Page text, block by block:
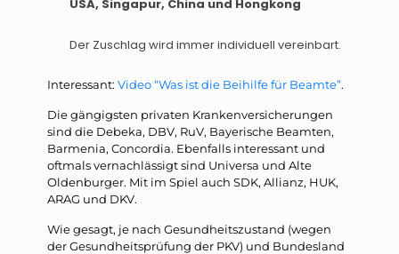
USA, Singapur, China und Hongkong
Der Zuschlag wird immer individuell vereinbart.
Interessant: Video “Was ist die Beihilfe für Beamte”.
Die gängigsten privaten Krankenversicherungen
sind die Debeka, DBV, RuV, Bayerische Beamten,
Barmenia, Concordia. Ebenfalls interessant und
oftmals vernachlässigt sind Universa und Alte
Oldenburger. Mit im Spiel auch SDK, Allianz, HUK,
ARAG und DKV.
Wie gesagt, je nach Gesundheitszustand (wegen
der Gesundheitsprüfung der PKV) und Bundesland